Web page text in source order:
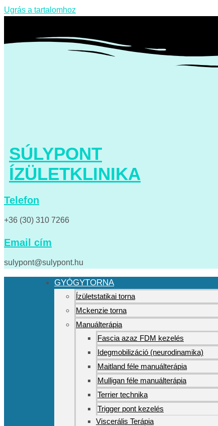
Ugrás a tartalomhoz
SÚLYPONT
ÍZÜLETKLINIKA
Telefon
+36 (30) 310 7266
Email cím
sulypont@sulypont.hu
GYÓGYTORNA
Ízületstatikai torna
Mckenzie torna
Manuálterápia
Fascia azaz FDM kezelés
Idegmobilizáció (neurodinamika)
Maitland féle manuálterápia
Mulligan féle manuálterápia
Terrier technika
Trigger pont kezelés
Viscerális Terápia